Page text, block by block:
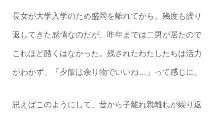
長女が大学入学のため盛岡を離れてから、幾度も繰り
返してきた感情なのだが、昨年までは二男が居たので
これほど酷くはなかった。残されたわたしたちは活力
がわかず、「夕飯は余り物でいいね…」って感じに。
思えばこのようにして、昔から子離れ親離れが繰り返